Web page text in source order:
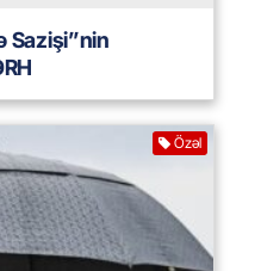
Sazişi”nin
Özəl